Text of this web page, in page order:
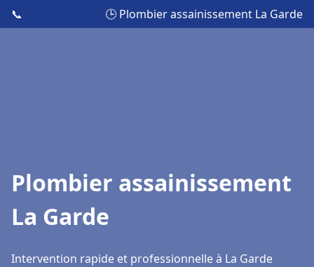
📞 🕒 Plombier assainissement La Garde
Plombier assainissement
La Garde
Intervention rapide et professionnelle à La Garde